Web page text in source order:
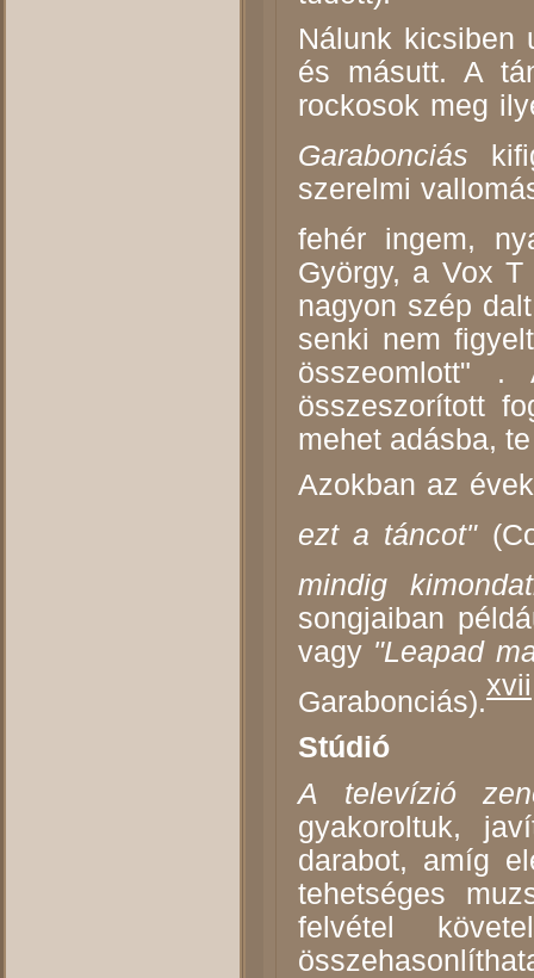
Nálunk kicsiben
és másutt. A
rockosok meg
Garabonciás
szerelmi
fehér ingem,
György, a Vox
nagyon szép
senki nem
összeomlott" .
összeszorított
mehet adásba,
Azokban az
ezt a táncot"
mindig
songjaiban
vagy "Leapad
Garabonciás).
xvii
Stúdió
A televízió
gyakoroltuk,
darabot, amíg
tehetséges
felvétel